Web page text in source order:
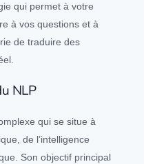
qui permet à votre
à vos questions et à
de traduire des
NLP
qui se situe à
de l’intelligence
Son objectif principal